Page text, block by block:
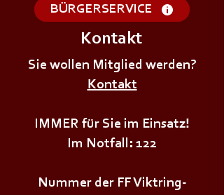
+++𝗘𝗥𝗦𝗧𝗘 - 𝗛𝗜𝗟𝗙𝗘
𝗞𝗨𝗥𝗦 𝗱𝗲𝗿
𝗝𝘂𝗴𝗲𝗻𝗱𝗳𝗲𝘂𝗲𝗿𝘄𝗲𝗵𝗿+++
BÜRGERSERVICE
Kontakt
Sie wollen Mitglied werden?
Kontakt
IMMER für Sie im Einsatz!
Im Notfall: 122
Nummer der FF Viktring-